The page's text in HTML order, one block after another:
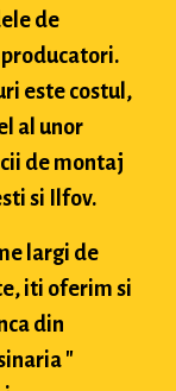
de
este costul,
al unor
de montaj
si Ilfov.
largi de
iti oferim si
din
"